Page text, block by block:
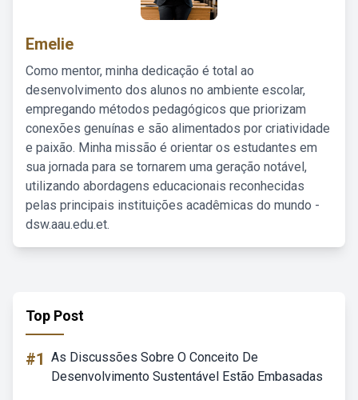
Emelie
Como mentor, minha dedicação é total ao
desenvolvimento dos alunos no ambiente escolar,
empregando métodos pedagógicos que priorizam
conexões genuínas e são alimentados por criatividade
e paixão. Minha missão é orientar os estudantes em
sua jornada para se tornarem uma geração notável,
utilizando abordagens educacionais reconhecidas
pelas principais instituições acadêmicas do mundo -
dsw.aau.edu.et.
Top Post
#1 As Discussões Sobre O Conceito De
Desenvolvimento Sustentável Estão Embasadas